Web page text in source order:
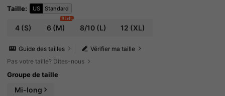
ant urbain, les tenues de Noël et du Nouvel An,
la robe maxi décontractée en satin, robe de so
irée élégante champagne, robes en soie, robe
de dîner, robe de vacances, robe de soirée élé
de dîner pour les vacances, robe de couleur c
s, robe de fête élégante classique, robe de soi
rée pour femmes, tenue de cérémonie, robes
enveloppantes pour dames, robe wow
Taille: US Standard
4 (S) 6 (M)
9 left
8/10(L) 12 (XL)
Vérifier ma taille
Guide des tailles
Pas votre taille? Dites-nous
Groupe de taille
Mi-long